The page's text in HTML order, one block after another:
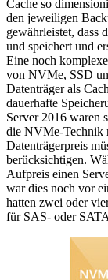
Cache so
den jeweiligen
gewährleistet, dass
und speichert und
Eine noch
von NVMe, SSD
Datenträger als
dauerhafte
Server 2016 waren
die NVMe-Technik
Datenträgerpreis
berücksichtigen.
Aufpreis einen
war dies noch vor
hatten zwei oder
für SAS- oder